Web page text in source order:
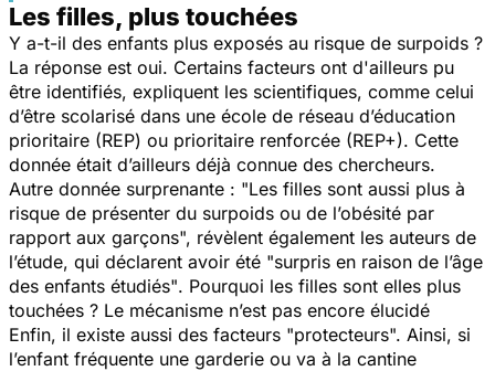
Les filles, plus touchées
Y a-t-il des enfants plus exposés au risque de surpoids ?
La réponse est oui. Certains facteurs ont d'ailleurs pu
être identifiés, expliquent les scientifiques, comme celui
d’être scolarisé dans une école de réseau d’éducation
prioritaire (REP) ou prioritaire renforcée (REP+). Cette
donnée était d’ailleurs déjà connue des chercheurs.
Autre donnée surprenante : "Les filles sont aussi plus à
risque de présenter du surpoids ou de l’obésité par
rapport aux garçons", révèlent également les auteurs de
l’étude, qui déclarent avoir été "surpris en raison de l’âge
des enfants étudiés". Pourquoi les filles sont elles plus
touchées ? Le mécanisme n’est pas encore élucidé
Enfin, il existe aussi des facteurs "protecteurs". Ainsi, si
l’enfant fréquente une garderie ou va à la cantine